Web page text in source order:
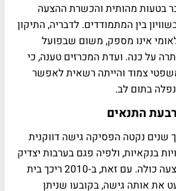
בטעות מהותית והכשרת ההצעה
בין המתמודדים. לדבריה, התיקון
אינו מספק, משום שבפועל
על כנה. ועדת המכרזים טענה, כי
צמוד והייתה רשאית לאפשר
בתום לב.
התנאים
שנים נקטה הפסיקה גישה דווקנית
בנקאיות, ולפיה פגם בערבות יצדיק
לרוב את פסילת ההצעה כולה. עם זאת, ב-2010 ריכך בית
את אותה גישה, בקובעו שניתן